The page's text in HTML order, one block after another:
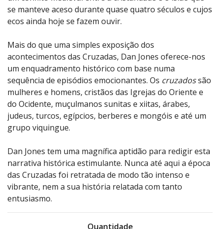
se manteve aceso durante quase quatro séculos e cujos
ecos ainda hoje se fazem ouvir.
Mais do que uma simples exposição dos
acontecimentos das Cruzadas, Dan Jones oferece-nos
um enquadramento histórico com base numa
sequência de episódios emocionantes. Os cruzadossão
mulheres e homens, cristãos das Igrejas do Oriente e
do Ocidente, muçulmanos sunitas e xiitas, árabes,
judeus, turcos, egípcios, berberes e mongóis e até um
grupo viquingue.
Dan Jones tem uma magnífica aptidão para redigir esta
narrativa histórica estimulante. Nunca até aqui a época
das Cruzadas foi retratada de modo tão intenso e
vibrante, nem a sua história relatada com tanto
entusiasmo.
Quantidade